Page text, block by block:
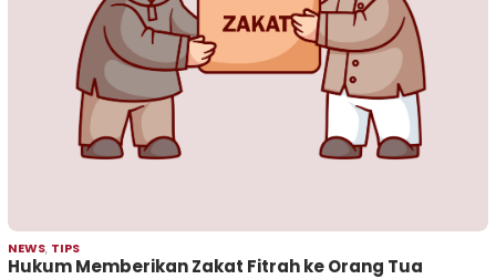
NEWS, TIPS
Hukum Memberikan Zakat Fitrah ke Orang Tua